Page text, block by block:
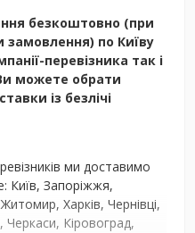
безкоштовно (при
замовлення) по Київу
перевізника так і
можете обрати
із безлічі
ми доставимо
Київ, Запоріжжя,
Харків, Чернівці,
Кіровоград,